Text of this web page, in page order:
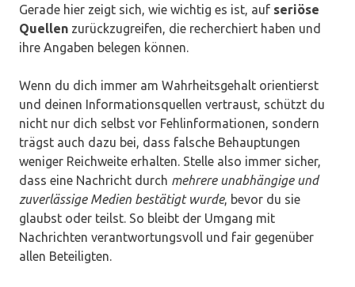
Gerade hier zeigt sich, wie wichtig es ist, auf seriöse
Quellen zurückzugreifen, die recherchiert haben und
ihre Angaben belegen können.
Wenn du dich immer am Wahrheitsgehalt orientierst
und deinen Informationsquellen vertraust, schützt du
nicht nur dich selbst vor Fehlinformationen, sondern
trägst auch dazu bei, dass falsche Behauptungen
weniger Reichweite erhalten. Stelle also immer sicher,
dass eine Nachricht durch mehrere unabhängige und
zuverlässige Medien bestätigt wurde, bevor du sie
glaubst oder teilst. So bleibt der Umgang mit
Nachrichten verantwortungsvoll und fair gegenüber
allen Beteiligten.